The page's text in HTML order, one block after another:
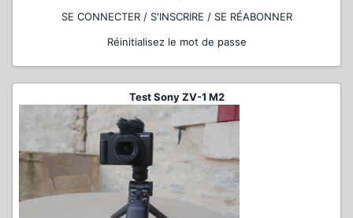
SE CONNECTER / S'INSCRIRE / SE RÉABONNER
Réinitialisez le mot de passe
Test Sony ZV-1 M2